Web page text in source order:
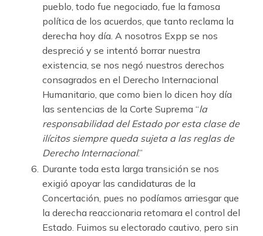
pueblo, todo fue negociado, fue la famosa
política de los acuerdos, que tanto reclama la
derecha hoy día. A nosotros Expp se nos
despreció y se intentó borrar nuestra
existencia, se nos negó nuestros derechos
consagrados en el Derecho Internacional
Humanitario, que como bien lo dicen hoy día
las sentencias de la Corte Suprema “la
responsabilidad del Estado por esta clase de
ilícitos siempre queda sujeta a las reglas de
Derecho Internacional.”
Durante toda esta larga transición se nos
exigió apoyar las candidaturas de la
Concertación, pues no podíamos arriesgar que
la derecha reaccionaria retomara el control del
Estado. Fuimos su electorado cautivo, pero sin